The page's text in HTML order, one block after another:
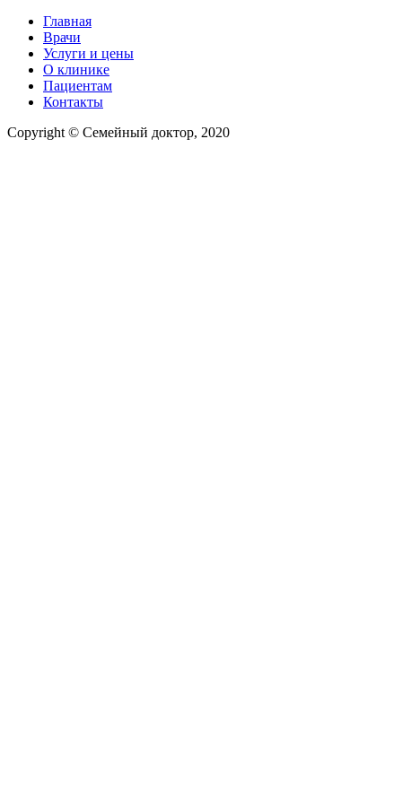
Главная
Врачи
Услуги и цены
О клинике
Пациентам
Контакты
Copyright © Семейный доктор, 2020